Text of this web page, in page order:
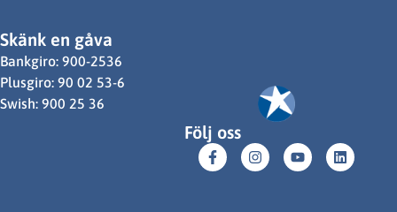
Skänk en gåva
Bankgiro: 900-2536
Plusgiro: 90 02 53-6
Swish: 900 25 36
Följ oss